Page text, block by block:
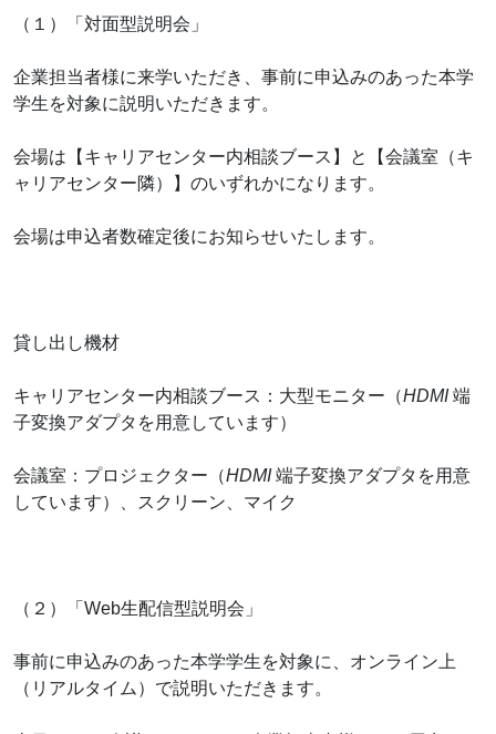
（１）「対面型説明会」
企業担当者様に来学いただき、事前に申込みのあった本学
学生を対象に説明いただきます。
会場は【キャリアセンター内相談ブース】と【会議室（キ
ャリアセンター隣）】のいずれかになります。
会場は申込者数確定後にお知らせいたします。
貸し出し機材
キャリアセンター内相談ブース：大型モニター（HDMI端
子変換アダプタを用意しています）
会議室：プロジェクター（HDMI端子変換アダプタを用意
しています）、スクリーン、マイク
（２）「Web生配信型説明会」
事前に申込みのあった本学学生を対象に、オンライン上
（リアルタイム）で説明いただきます。